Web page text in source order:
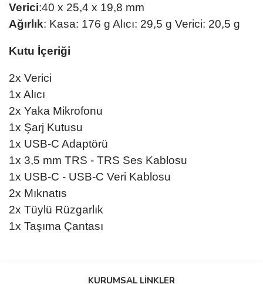
Verici:40 x 25,4 x 19,8 mm
Ağırlık: Kasa: 176 g Alıcı: 29,5 g Verici: 20,5 g
Kutu İçeriği
2x Verici
1x Alıcı
2x Yaka Mikrofonu
1x Şarj Kutusu
1x USB-C Adaptörü
1x 3,5 mm TRS - TRS Ses Kablosu
1x USB-C - USB-C Veri Kablosu
2x Mıknatıs
2x Tüylü Rüzgarlık
1x Taşıma Çantası
tarafımıza iletebilirsiniz.KURUMSAL LİNKLER